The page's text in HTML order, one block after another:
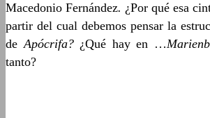
Macedonio Fernández. ¿Por qué esa
partir del cual debemos pensar la
deApócrifa? ¿Qué hay en …
tanto?